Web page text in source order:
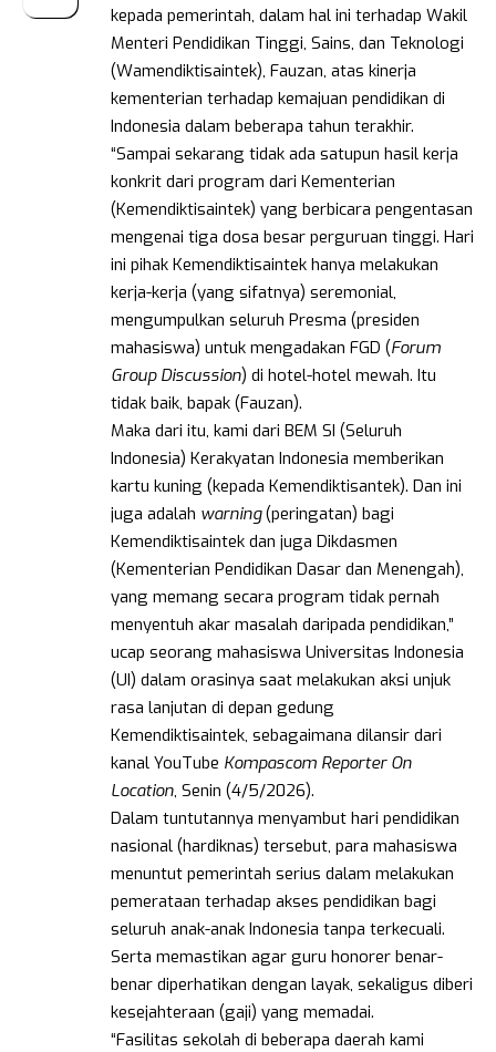
kepada pemerintah, dalam hal ini terhadap Wakil
Menteri Pendidikan Tinggi, Sains, dan Teknologi
(Wamendiktisaintek), Fauzan, atas kinerja
kementerian terhadap kemajuan pendidikan di
Indonesia dalam beberapa tahun terakhir.
“Sampai sekarang tidak ada satupun hasil kerja
konkrit dari program dari Kementerian
(Kemendiktisaintek) yang berbicara pengentasan
mengenai tiga dosa besar perguruan tinggi. Hari
ini pihak Kemendiktisaintek hanya melakukan
kerja-kerja (yang sifatnya) seremonial,
mengumpulkan seluruh Presma (presiden
mahasiswa) untuk mengadakan FGD (Forum
Group Discussion) di hotel-hotel mewah. Itu
tidak baik, bapak (Fauzan).
Maka dari itu, kami dari BEM SI (Seluruh
Indonesia) Kerakyatan Indonesia memberikan
kartu kuning (kepada Kemendiktisantek). Dan ini
juga adalah warning(peringatan) bagi
Kemendiktisaintek dan juga Dikdasmen
(Kementerian Pendidikan Dasar dan Menengah),
yang memang secara program tidak pernah
menyentuh akar masalah daripada pendidikan,”
ucap seorang mahasiswa Universitas Indonesia
(UI) dalam orasinya saat melakukan aksi unjuk
rasa lanjutan di depan gedung
Kemendiktisaintek, sebagaimana dilansir dari
kanal YouTube Kompascom Reporter On
Location, Senin (4/5/2026).
Dalam tuntutannya menyambut hari pendidikan
nasional (hardiknas) tersebut, para mahasiswa
menuntut pemerintah serius dalam melakukan
pemerataan terhadap akses pendidikan bagi
seluruh anak-anak Indonesia tanpa terkecuali.
Serta memastikan agar guru honorer benar-
benar diperhatikan dengan layak, sekaligus diberi
kesejahteraan (gaji) yang memadai.
“Fasilitas sekolah di beberapa daerah kami